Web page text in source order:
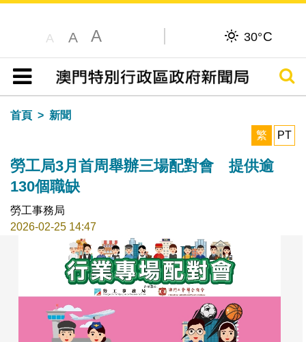
A A A 30°C
目錄
搜尋
首頁
新聞
繁
PT
勞工局3月首周舉辦三場配對會 提供逾
130個職缺
勞工事務局
2026-02-25 14:47